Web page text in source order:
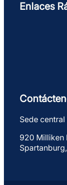
Enlaces
Sede
920 Milliken